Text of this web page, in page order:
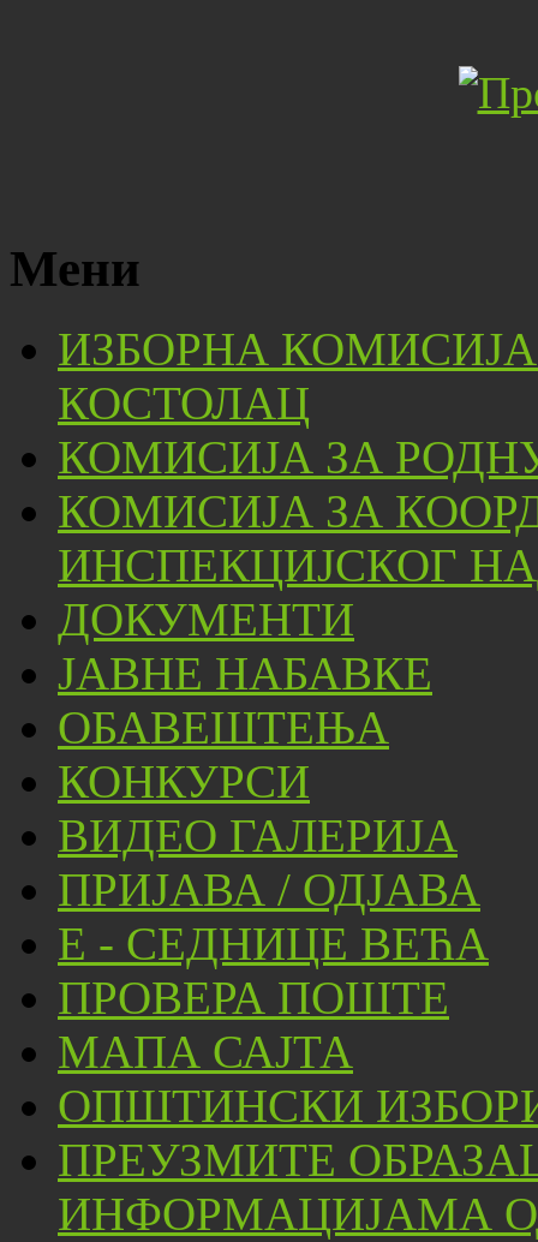
Мени
ИЗБОРНА
КОСТОЛАЦ
КОМИСИЈА ЗА
КОМИСИЈА ЗА
ИНСПЕКЦИЈСКОГ
ДОКУМЕНТИ
ЈАВНЕ НАБАВКЕ
ОБАВЕШТЕЊА
КОНКУРСИ
ВИДЕО ГАЛЕРИЈА
ПРИЈАВА / ОДЈАВА
Е - СЕДНИЦЕ ВЕЋА
ПРОВЕРА ПОШТЕ
МАПА САЈТА
ОПШТИНСКИ
ПРЕУЗМИТЕ
ИНФОРМАЦИЈАМА